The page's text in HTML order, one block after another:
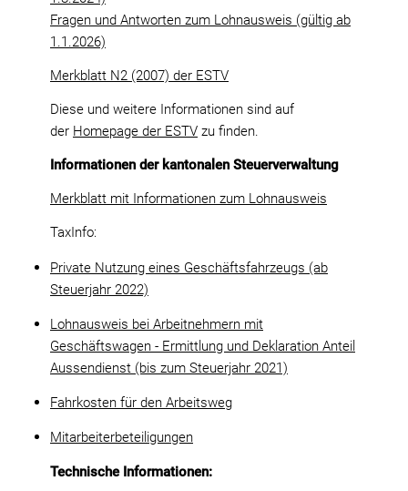
Fragen und Antworten zum Lohnausweis (gültig ab
1.1.2026)
Merkblatt N2 (2007) der ESTV
Diese und weitere Informationen sind auf
der Homepage der ESTV zu finden.
Informationen der kantonalen Steuerverwaltung
Merkblatt mit Informationen zum Lohnausweis
TaxInfo:
Private Nutzung eines Geschäftsfahrzeugs (ab
Steuerjahr 2022)
Lohnausweis bei Arbeitnehmern mit
Geschäftswagen - Ermittlung und Deklaration Anteil
Aussendienst (bis zum Steuerjahr 2021)
Fahrkosten für den Arbeitsweg
Mitarbeiterbeteiligungen
Technische Informationen: